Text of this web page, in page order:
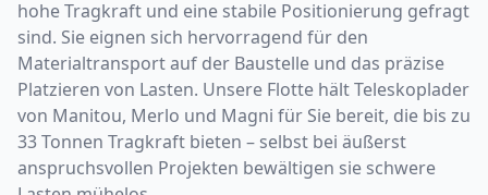
hohe Tragkraft und eine stabile Positionierung gefragt
sind. Sie eignen sich hervorragend für den
Materialtransport auf der Baustelle und das präzise
Platzieren von Lasten. Unsere Flotte hält Teleskoplader
von Manitou, Merlo und Magni für Sie bereit, die bis zu
33 Tonnen Tragkraft bieten – selbst bei äußerst
anspruchsvollen Projekten bewältigen sie schwere